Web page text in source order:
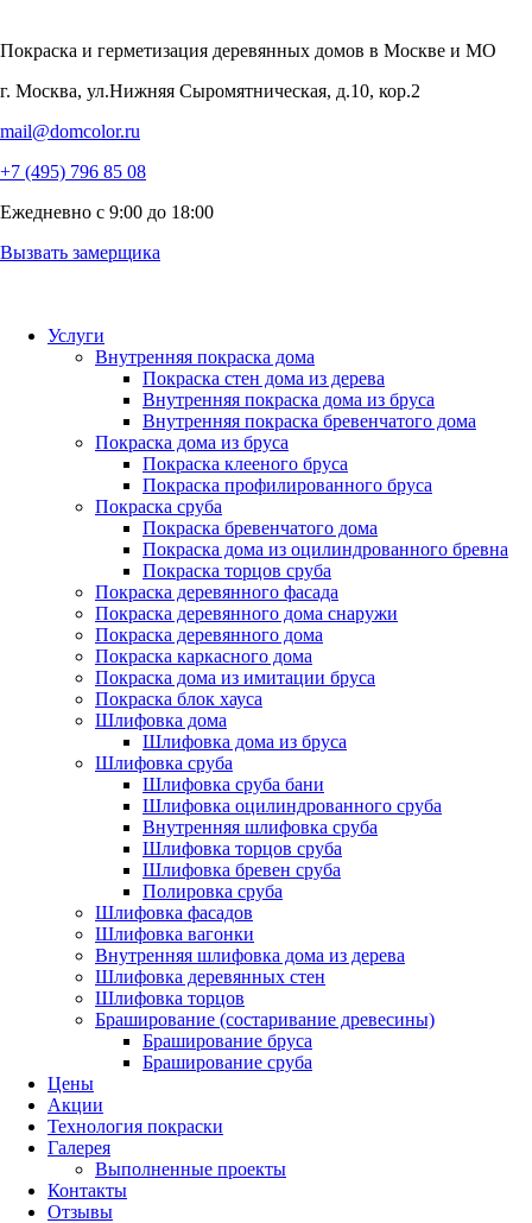
Покраска и герметизация деревянных домов в Москве и МО
г. Москва, ул.Нижняя Сыромятническая, д.10, кор.2
mail@domcolor.ru
+7 (495) 796 85 08
Ежедневно с 9:00 до 18:00
Вызвать замерщика
Услуги
Внутренняя покраска дома
Покраска стен дома из дерева
Внутренняя покраска дома из бруса
Внутренняя покраска бревенчатого дома
Покраска дома из бруса
Покраска клееного бруса
Покраска профилированного бруса
Покраска сруба
Покраска бревенчатого дома
Покраска дома из оцилиндрованного бревна
Покраска торцов сруба
Покраска деревянного фасада
Покраска деревянного дома снаружи
Покраска деревянного дома
Покраска каркасного дома
Покраска дома из имитации бруса
Покраска блок хауса
Шлифовка дома
Шлифовка дома из бруса
Шлифовка сруба
Шлифовка сруба бани
Шлифовка оцилиндрованного сруба
Внутренняя шлифовка сруба
Шлифовка торцов сруба
Шлифовка бревен сруба
Полировка сруба
Шлифовка фасадов
Шлифовка вагонки
Внутренняя шлифовка дома из дерева
Шлифовка деревянных стен
Шлифовка торцов
Браширование (состаривание древесины)
Браширование бруса
Браширование сруба
Цены
Акции
Технология покраски
Галерея
Выполненные проекты
Контакты
Отзывы